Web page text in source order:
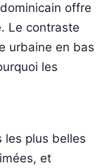
offre
Le contraste
urbaine en bas
les
les plus belles
et